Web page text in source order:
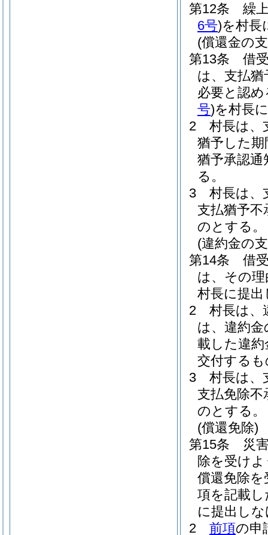
第12条
繰
6号)を村長
(償還金の
第13条
借
は、支払
必要と認
号)を村長
2
村長は、
猶予した
猶予承認通
る。
3
村長は、
支払猶予不
のとする。
(違約金の
第14条
借
は、その
村長に提
2
村長は、
は、違約
載した違約
交付する
3
村長は、
支払免除不
のとする。
(償還免除)
第15条
災
除を受け
償還免除
項を記載し
に提出し
2
前項の申